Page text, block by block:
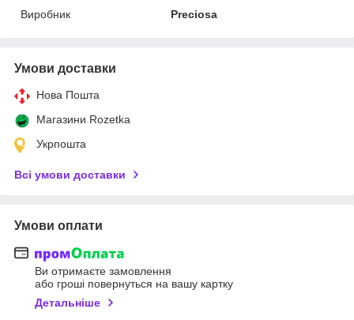
Виробник
Preciosa
Умови доставки
Нова Пошта
Магазини Rozetka
Укрпошта
Всі умови доставки
Умови оплати
Ви отримаєте замовлення
або гроші повернуться на вашу картку
Детальніше